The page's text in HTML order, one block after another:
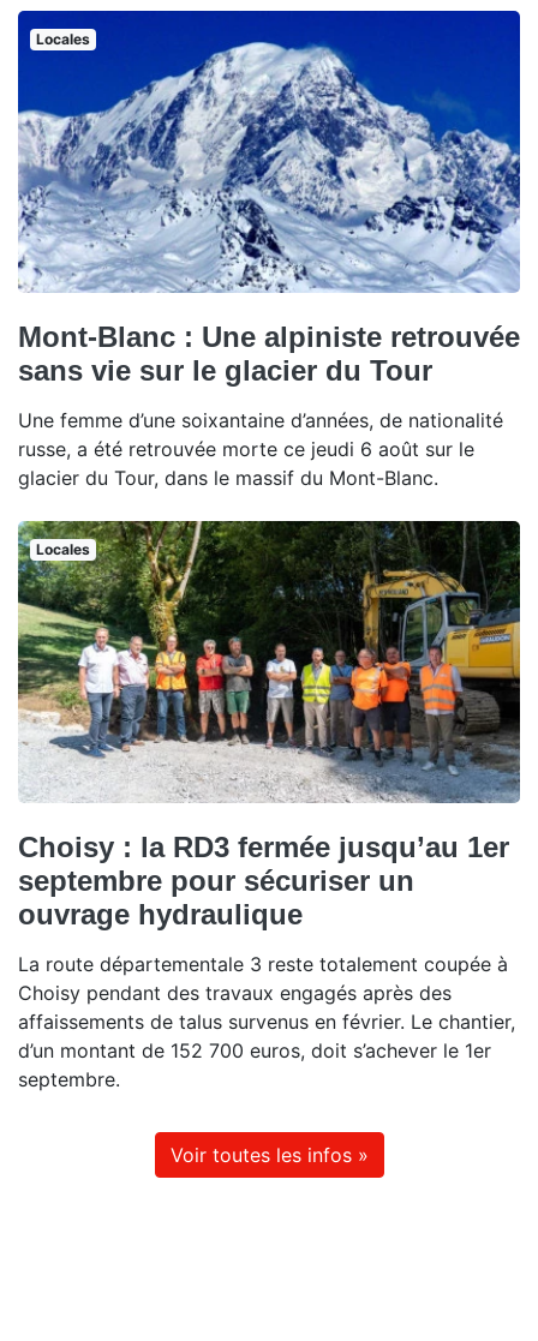
Locales
Mont-Blanc : Une alpiniste retrouvée
sans vie sur le glacier du Tour
Une femme d’une soixantaine d’années, de nationalité
russe, a été retrouvée morte ce jeudi 6 août sur le
glacier du Tour, dans le massif du Mont-Blanc.
Locales
Choisy : la RD3 fermée jusqu’au 1er
septembre pour sécuriser un
ouvrage hydraulique
La route départementale 3 reste totalement coupée à
Choisy pendant des travaux engagés après des
affaissements de talus survenus en février. Le chantier,
d’un montant de 152 700 euros, doit s’achever le 1er
septembre.
Voir toutes les infos »